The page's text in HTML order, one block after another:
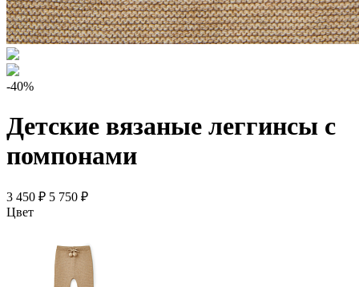
-40%
Детские вязаные леггинсы с
помпонами
3 450 ₽ 5 750 ₽
Цвет